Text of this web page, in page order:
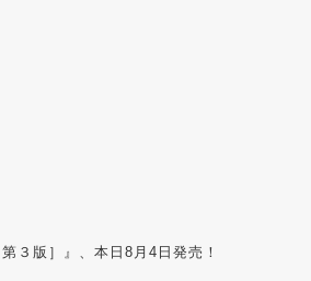
３版］』、本日8月4日発売！